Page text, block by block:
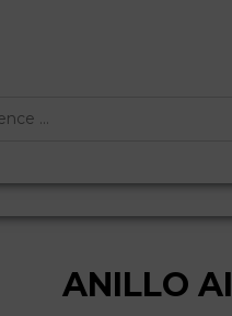
ANILLO